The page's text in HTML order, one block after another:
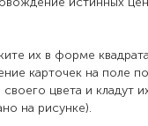
их в форме
карточек на поле
цвета и кладут
на рисунке).